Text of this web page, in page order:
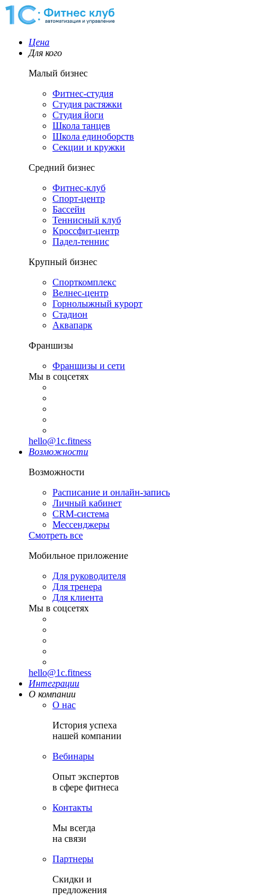
Цена
Для кого
Малый бизнес
Фитнес-студия
Студия растяжки
Студия йоги
Школа танцев
Школа единоборств
Секции и кружки
Средний бизнес
Фитнес-клуб
Спорт-центр
Бассейн
Теннисный клуб
Кроссфит-центр
Падел-теннис
Крупный бизнес
Спорткомплекс
Велнес-центр
Горнолыжный курорт
Стадион
Аквапарк
Франшизы
Франшизы и сети
Мы в соцсетях
hello@1c.fitness
Возможности
Возможности
Расписание и онлайн-запись
Личный кабинет
CRM-система
Мессенджеры
Смотреть все
Мобильное приложение
Для руководителя
Для тренера
Для клиента
Мы в соцсетях
hello@1c.fitness
Интеграции
О компании
О нас
История успеха
нашей компании
Вебинары
Опыт экспертов
в сфере фитнеса
Контакты
Мы всегда
на связи
Партнеры
Скидки и
предложения